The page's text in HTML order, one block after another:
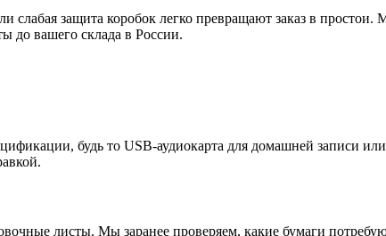
защита коробок легко превращают заказ в
до вашего склада в России.
будь то USB‑аудиокарта для домашней записи
листы. Мы заранее проверяем, какие бумаги